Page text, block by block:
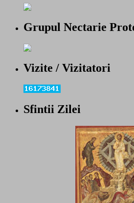
Grupul Nectarie
Vizite / Vizitatori
Sfintii Zilei